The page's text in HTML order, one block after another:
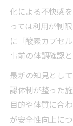
化による不快感
っては利用が制
に「酸素カプセ
事前の体調確認
最新の知見とし
認体制が整った
目的や体質に合
が安全性向上につ